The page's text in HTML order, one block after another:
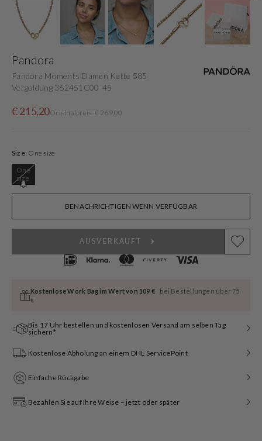
Pandora
Pandora Moments Damen Kette 585
Vergoldung 362451C00-45
Verkaufspreis
€ 215,20
NormalerOriginalpreis: € 269,00
Size: One size
One
sizeVariante
ausverkauft
oder
BENACHRICHTIGEN WENN VERFÜGBAR
AUSVERKAUFT
Kostenlose Work Bag im Wert von 109 €
bei Bestellungen über 75
€
Bis 17 Uhr bestellen und kostenlosen Versand am selben Tag
sichern*
Kostenlose Abholung an einem DHL ServicePoint
Einfache Rückgabe
Bezahlen Sie auf Ihre Weise – jetzt oder später